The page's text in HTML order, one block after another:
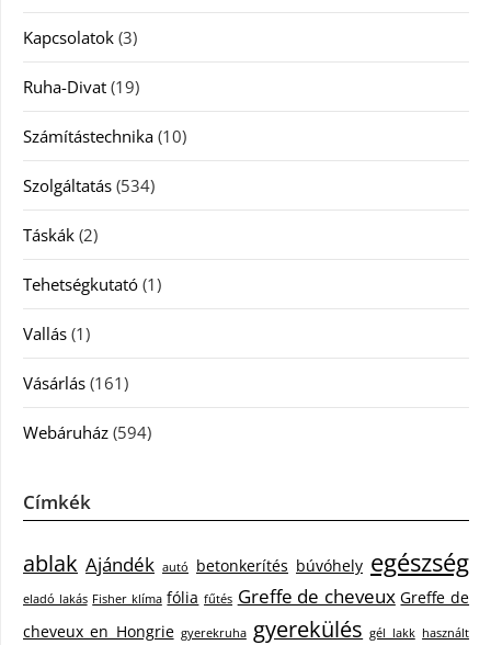
Kapcsolatok (3)
Ruha-Divat (19)
Számítástechnika (10)
Szolgáltatás (534)
Táskák (2)
Tehetségkutató (1)
Vallás (1)
Vásárlás (161)
Webáruház (594)
Címkék
ablak Ajándék autó betonkerítés búvóhely egészség
eladó lakás Fisher klíma fólia fűtés Greffe de cheveux Greffe de
cheveux en Hongrie gyerekruha gyerekülés gél lakk használt